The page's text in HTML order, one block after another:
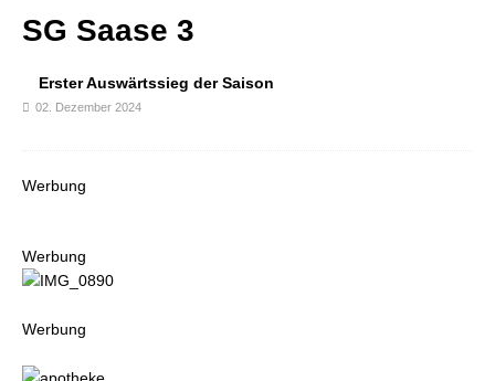
SG Saase 3
Erster Auswärtssieg der Saison
02. Dezember 2024
Werbung
Werbung
Werbung